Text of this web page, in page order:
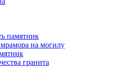
памятник
на могилу
гранита